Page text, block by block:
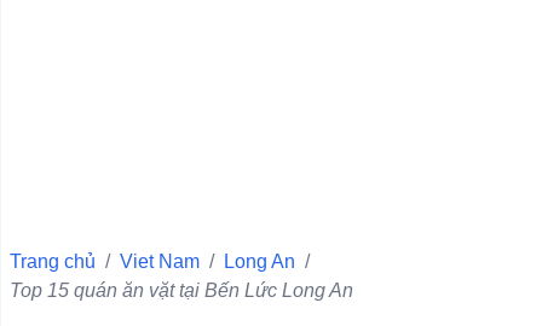
Trang chủ / Viet Nam / Long An /
Top 15 quán ăn vặt tại Bến Lức Long An